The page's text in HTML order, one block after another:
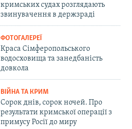
кримських судах розглядають
звинувачення в держзраді
ФОТОГАЛЕРЕЇ
Краса Сімферопольського
водосховища та занедбаність
довкола
ВІЙНА ТА КРИМ
Сорок днів, сорок ночей. Про
результати кримської операції з
примусу Росії до миру